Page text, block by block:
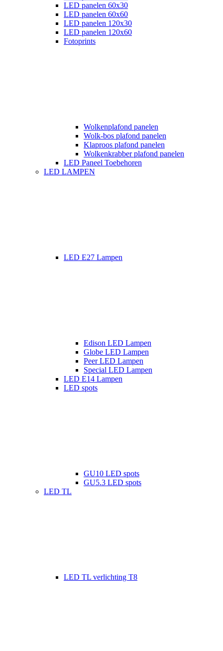
LED panelen 60x30
LED panelen 60x60
LED panelen 120x30
LED panelen 120x60
Fotoprints
Wolkenplafond panelen
Wolk-bos plafond panelen
Klaproos plafond panelen
Wolkenkrabber plafond panelen
LED Paneel Toebehoren
LED LAMPEN
LED E27 Lampen
Edison LED Lampen
Globe LED Lampen
Peer LED Lampen
Special LED Lampen
LED E14 Lampen
LED spots
GU10 LED spots
GU5.3 LED spots
LED TL
LED TL verlichting T8